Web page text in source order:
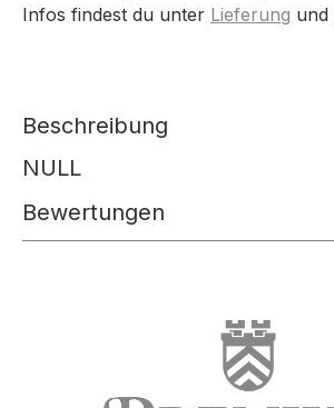
Infos findest du unter Lieferung und
Beschreibung
NULL
Bewertungen